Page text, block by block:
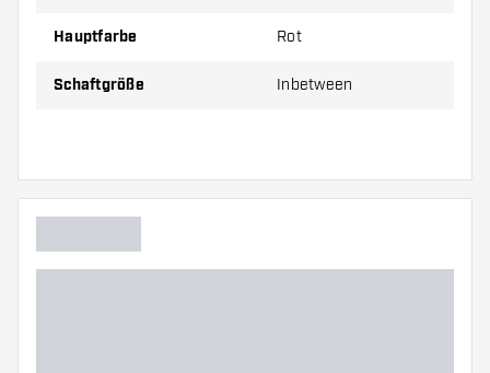
Hauptfarbe Rot
Schaftgröße Inbetween